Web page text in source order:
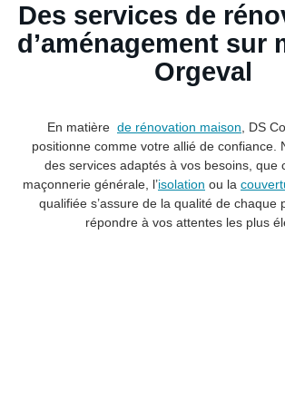
Des services de
d’aménagement sur
Orgeval
En matière de rénovation maison, DS
positionne comme votre allié de confiance.
des services adaptés à vos besoins, que
maçonnerie générale, l’isolation ou la
qualifiée s’assure de la qualité de chaque
répondre à vos attentes les plus